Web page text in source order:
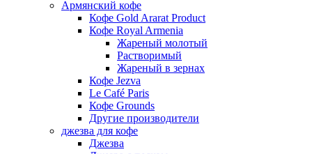
Армянский кофе
Кофе Gold Ararat Product
Кофе Royal Armenia
Жареный молотый
Растворимый
Жареный в зернах
Кофе Jezva
Le Café Paris
Кофе Grounds
Другие производители
джезва для кофе
Джезва